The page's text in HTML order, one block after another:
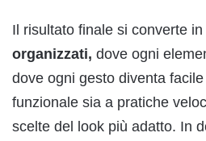
Il risultato finale si converte in
organizzati, dove ogni
dove ogni gesto diventa
funzionale sia a pratiche
scelte del look più adatto. In